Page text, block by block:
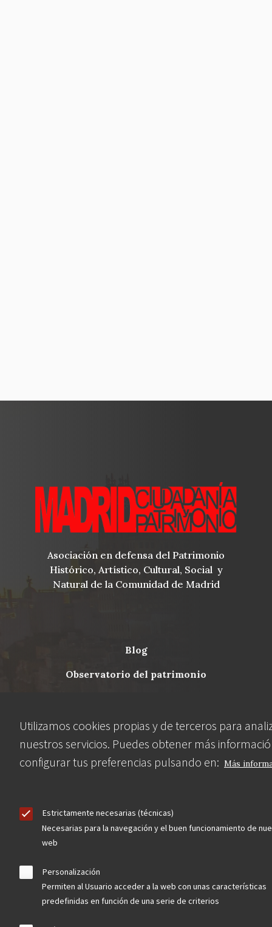
Utilizamos cookies propias y de terceros para
nuestros servicios. Puedes obtener más
configurar tus preferencias pulsando en: Más
Estrictamente necesarias (técnicas)
Necesarias para la navegación y el buen funcionamiento de
web
Personalización
Permiten al Usuario acceder a la web con unas características
predefinidas en función de una serie de criterios
Asociación en defensa del Patrimonio
Histórico, Artístico, Cultural, Social y
Natural de la Comunidad de Madrid
Menu
blog
observatorio del patrimonio
buscador avanzado